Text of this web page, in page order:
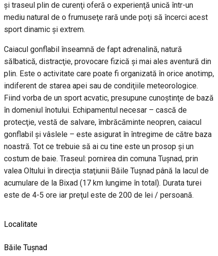
şi traseul plin de curenţi oferă o experienţă unică într-un
mediu natural de o frumuseţe rară unde poţi să încerci acest
sport dinamic şi extrem.
Caiacul gonflabil înseamnă de fapt adrenalină, natură
sălbatică, distracţie, provocare fizică şi mai ales aventură din
plin. Este o activitate care poate fi organizată în orice anotimp,
indiferent de starea apei sau de condiţiile meteorologice.
Fiind vorba de un sport acvatic, presupune cunoştinţe de bază
în domeniul înotului. Echipamentul necesar – cască de
protecţie, vestă de salvare, îmbrăcăminte neopren, caiacul
gonflabil şi vâslele – este asigurat în întregime de către baza
noastră. Tot ce trebuie să ai cu tine este un prosop şi un
costum de baie. Traseul: pornirea din comuna Tuşnad, prin
valea Oltului în direcţia staţiunii Băile Tuşnad până la lacul de
acumulare de la Bixad (17 km lungime în total). Durata turei
este de 4-5 ore iar preţul este de 200 de lei / persoană.
Localitate
Băile Tușnad